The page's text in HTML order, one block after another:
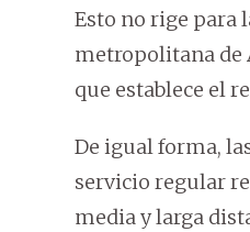
Esto no rige para
metropolitana de
que establece el
De igual forma,
servicio regular
media y larga